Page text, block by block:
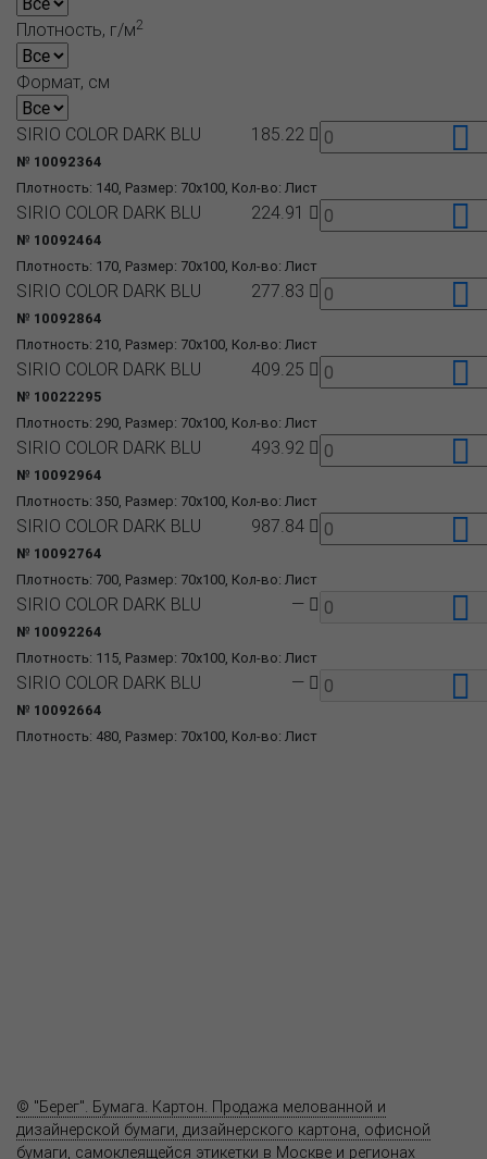
Плотность, г/м2
Формат, см
Плотность: 140, Размер: 70x100, Кол-во: Лист
SIRIO COLOR DARK BLU
№ 10092364
185.22
Плотность: 170, Размер: 70x100, Кол-во: Лист
SIRIO COLOR DARK BLU
№ 10092464
224.91
Плотность: 210, Размер: 70x100, Кол-во: Лист
SIRIO COLOR DARK BLU
№ 10092864
277.83
Плотность: 290, Размер: 70x100, Кол-во: Лист
SIRIO COLOR DARK BLU
№ 10022295
409.25
Плотность: 350, Размер: 70x100, Кол-во: Лист
SIRIO COLOR DARK BLU
№ 10092964
493.92
Плотность: 700, Размер: 70x100, Кол-во: Лист
SIRIO COLOR DARK BLU
№ 10092764
987.84
Плотность: 115, Размер: 70x100, Кол-во: Лист
SIRIO COLOR DARK BLU
№ 10092264
—
Плотность: 480, Размер: 70x100, Кол-во: Лист
SIRIO COLOR DARK BLU
№ 10092664
—
© "Берег". Бумага. Картон. Продажа мелованной и
дизайнерской бумаги, дизайнерского картона, офисной
бумаги, самоклеящейся этикетки в Москве и регионах